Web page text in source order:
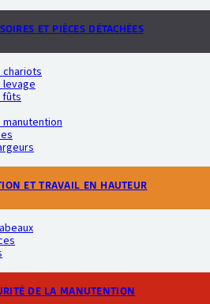
ET PIÈCES DÉTACHÉES
fûts
ET TRAVAIL EN HAUTEUR
DE LA MANUTENTION